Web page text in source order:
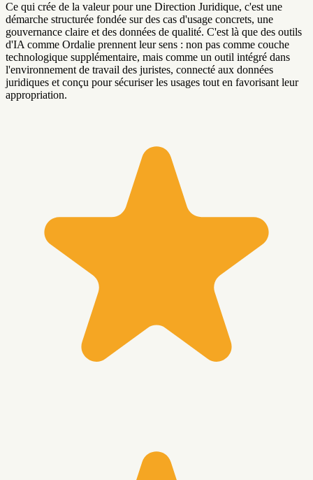
Ce qui crée de la valeur pour une Direction Juridique, c'est une
démarche structurée fondée sur des cas d'usage concrets, une
gouvernance claire et des données de qualité. C'est là que des outils
d'IA comme Ordalie prennent leur sens : non pas comme couche
technologique supplémentaire, mais comme un outil intégré dans
l'environnement de travail des juristes, connecté aux données
juridiques et conçu pour sécuriser les usages tout en favorisant leur
appropriation.